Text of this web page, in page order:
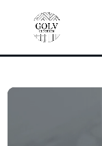
Videospelare